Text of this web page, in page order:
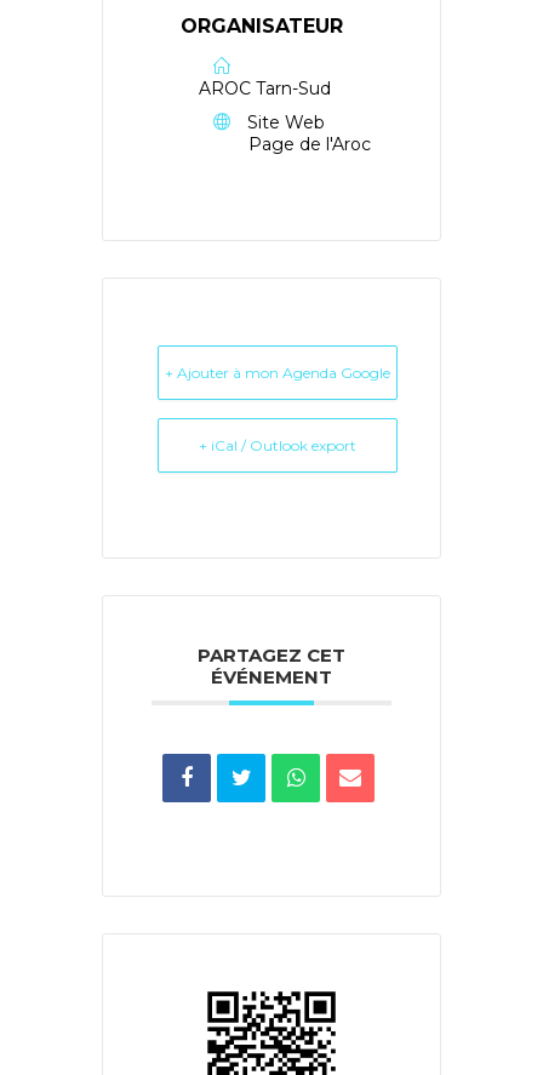
ORGANISATEUR
AROC Tarn-Sud
Site Web
Page de l'Aroc
+ Ajouter à mon Agenda Google
+ iCal / Outlook export
PARTAGEZ CET
ÉVÉNEMENT